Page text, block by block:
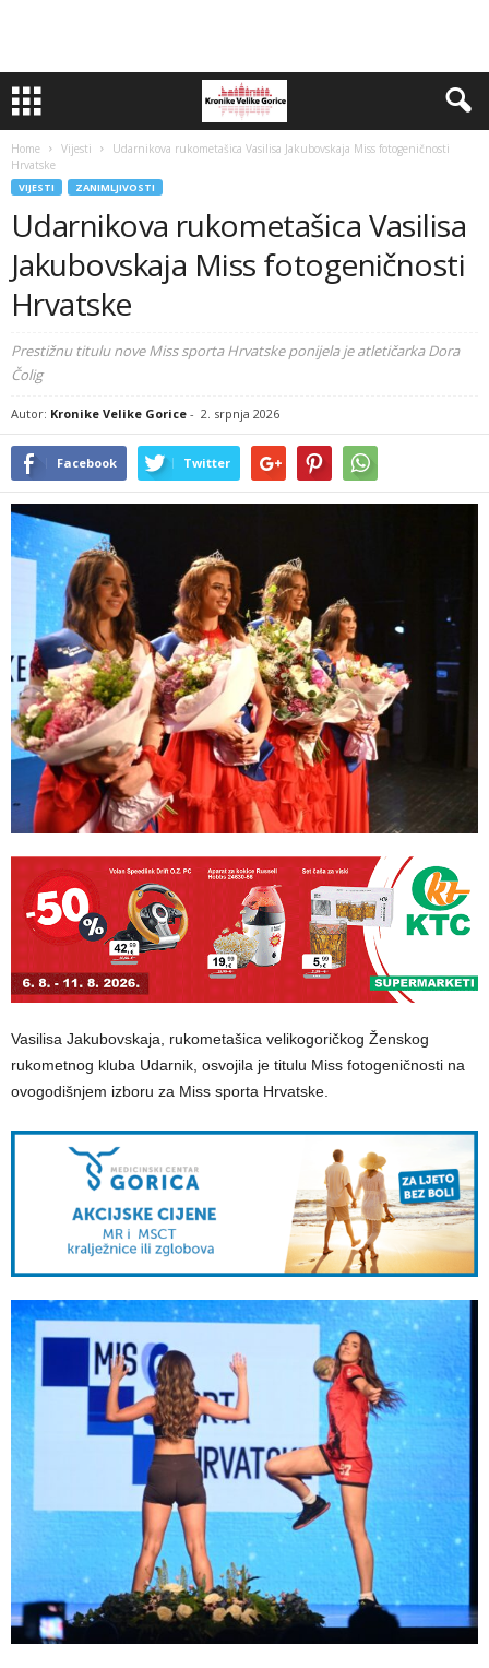
Home Vijesti
Udarnikova rukometašica Vasilisa Jakubovskaja Miss fotogeničnosti
Hrvatske
VIJESTI ZANIMLJIVOSTI
Udarnikova rukometašica Vasilisa
Jakubovskaja Miss fotogeničnosti
Hrvatske
Prestižnu titulu nove Miss sporta Hrvatske ponijela je atletičarka Dora
Čolig
Autor: Kronike Velike Gorice - 2. srpnja 2026
Facebook Twitter
Vasilisa Jakubovskaja, rukometašica velikogoričkog Ženskog
rukometnog kluba Udarnik, osvojila je titulu Miss fotogeničnosti na
ovogodišnjem izboru za Miss sporta Hrvatske.